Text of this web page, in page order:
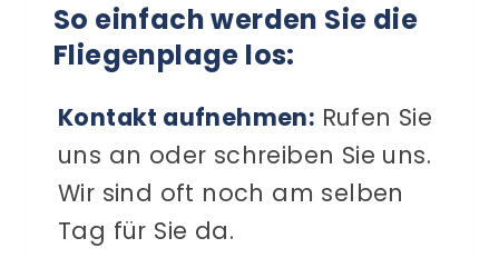
So einfach werden Sie die
Fliegenplage los:
Kontakt aufnehmen: Rufen Sie
uns an oder schreiben Sie uns.
Wir sind oft noch am selben
Tag für Sie da.